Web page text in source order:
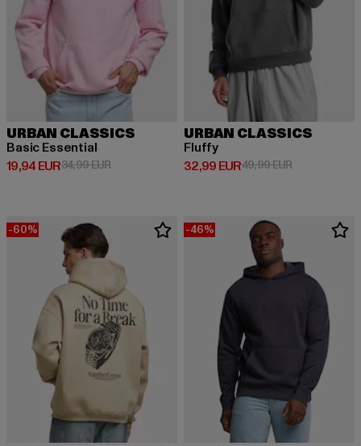
URBAN CLASSICS
Basic Essential
19,94 EUR
Derzeitiger Preis: 19,94 EUR
34,99 EURAktionspreis: 34,99 EUR
URBAN CLASSICS
Fluffy
32,99 EUR
Derzeitiger Preis: 32,99 EUR
49,99 EURAktionspreis:
-60% -46%